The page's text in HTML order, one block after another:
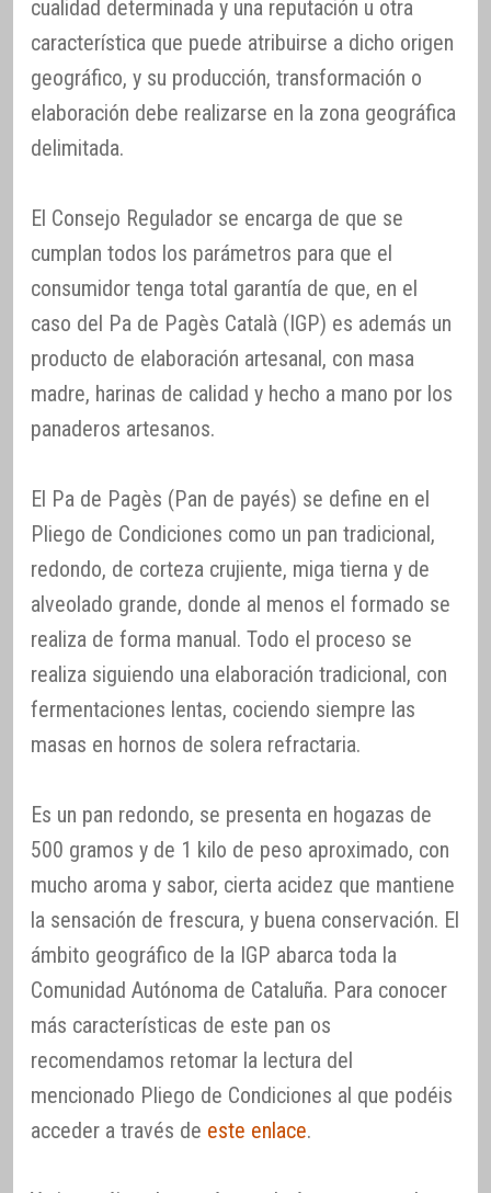
cualidad determinada y una reputación u otra
característica que puede atribuirse a dicho origen
geográfico, y su producción, transformación o
elaboración debe realizarse en la zona geográfica
delimitada.
El Consejo Regulador se encarga de que se
cumplan todos los parámetros para que el
consumidor tenga total garantía de que, en el
caso del Pa de Pagès Català (IGP) es además un
producto de elaboración artesanal, con masa
madre, harinas de calidad y hecho a mano por los
panaderos artesanos.
El Pa de Pagès (Pan de payés) se define en el
Pliego de Condiciones como un pan tradicional,
redondo, de corteza crujiente, miga tierna y de
alveolado grande, donde al menos el formado se
realiza de forma manual. Todo el proceso se
realiza siguiendo una elaboración tradicional, con
fermentaciones lentas, cociendo siempre las
masas en hornos de solera refractaria.
Es un pan redondo, se presenta en hogazas de
500 gramos y de 1 kilo de peso aproximado, con
mucho aroma y sabor, cierta acidez que mantiene
la sensación de frescura, y buena conservación. El
ámbito geográfico de la IGP abarca toda la
Comunidad Autónoma de Cataluña. Para conocer
más características de este pan os
recomendamos retomar la lectura del
mencionado Pliego de Condiciones al que podéis
acceder a través de este enlace.